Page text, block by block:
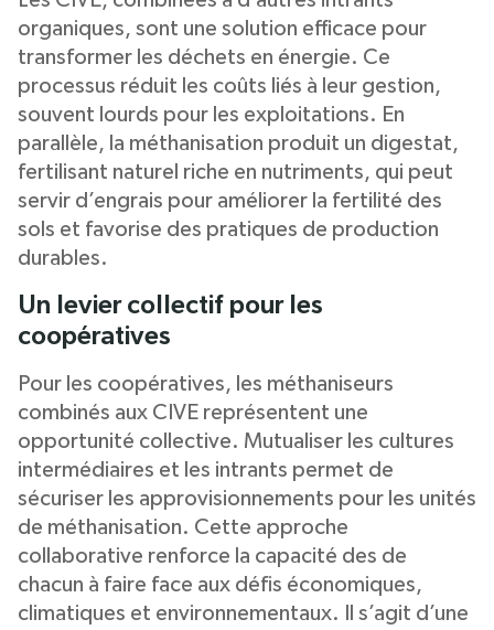
organiques, sont une solution efficace pour
transformer les déchets en énergie. Ce
processus réduit les coûts liés à leur gestion,
souvent lourds pour les exploitations. En
parallèle, la méthanisation produit un digestat,
fertilisant naturel riche en nutriments, qui peut
servir d’engrais pour améliorer la fertilité des
sols et favorise des pratiques de production
durables.
Un levier collectif pour les
coopératives
Pour les coopératives, les méthaniseurs
combinés aux CIVE représentent une
opportunité collective. Mutualiser les cultures
intermédiaires et les intrants permet de
sécuriser les approvisionnements pour les unités
de méthanisation. Cette approche
collaborative renforce la capacité des de
chacun à faire face aux défis économiques,
climatiques et environnementaux. Il s’agit d’une